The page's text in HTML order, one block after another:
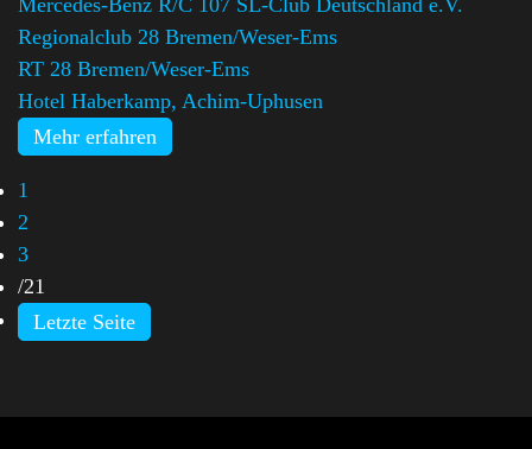
Regionalclub 28 Bremen/Weser-Ems
RT 28 Bremen/Weser-Ems
Hotel Haberkamp, Achim-Uphusen
Mehr erfahren
1
2
3
/21
Letzte Seite